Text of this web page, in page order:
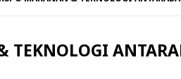
TEKNOLOGI